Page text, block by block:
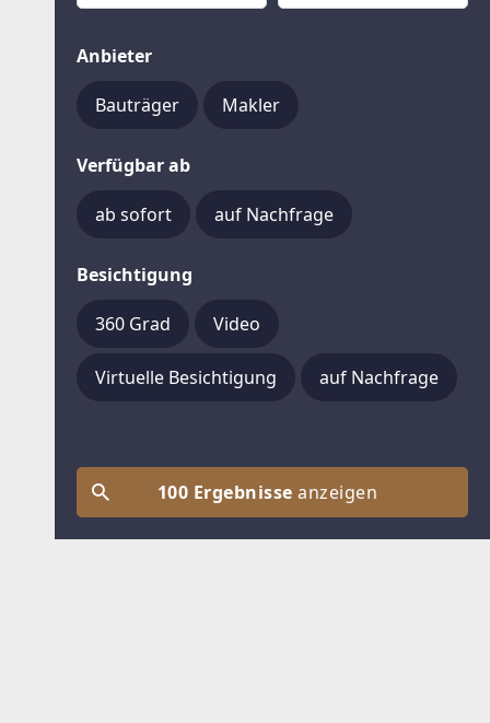
Anbieter
Bauträger Makler
Verfügbar ab
ab sofort auf Nachfrage
Besichtigung
360 Grad Video
Virtuelle Besichtigung auf Nachfrage
100 Ergebnisseanzeigen